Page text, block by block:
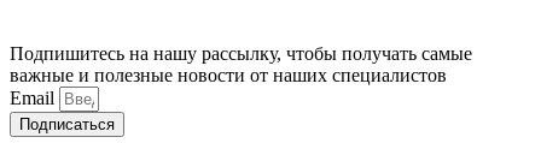
Подпишитесь на нашу рассылку, чтобы получать самые
важные и полезные новости от наших специалистов
Email
Подписаться